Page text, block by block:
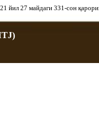
йил 27 майдаги 331-сон